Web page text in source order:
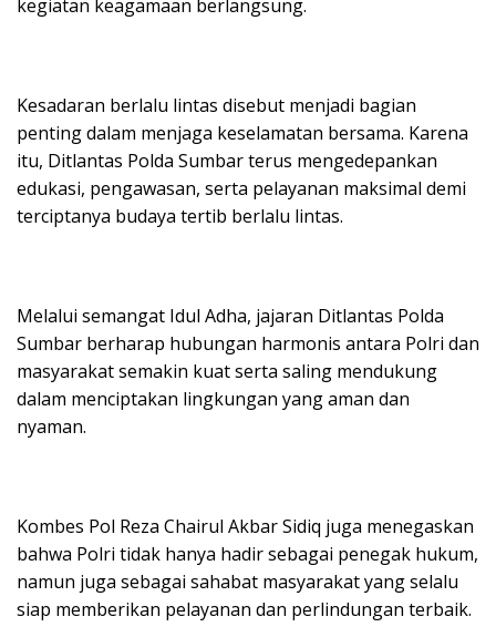
kegiatan keagamaan berlangsung.
Kesadaran berlalu lintas disebut menjadi bagian
penting dalam menjaga keselamatan bersama. Karena
itu, Ditlantas Polda Sumbar terus mengedepankan
edukasi, pengawasan, serta pelayanan maksimal demi
terciptanya budaya tertib berlalu lintas.
Melalui semangat Idul Adha, jajaran Ditlantas Polda
Sumbar berharap hubungan harmonis antara Polri dan
masyarakat semakin kuat serta saling mendukung
dalam menciptakan lingkungan yang aman dan
nyaman.
Kombes Pol Reza Chairul Akbar Sidiq juga menegaskan
bahwa Polri tidak hanya hadir sebagai penegak hukum,
namun juga sebagai sahabat masyarakat yang selalu
siap memberikan pelayanan dan perlindungan terbaik.